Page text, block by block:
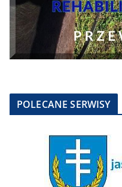
POLECANE SERWISY